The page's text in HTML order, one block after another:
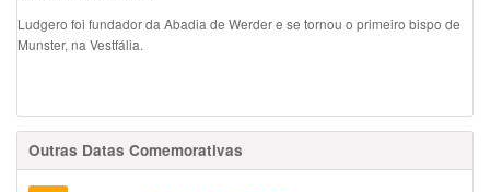
Ludgero foi fundador da Abadia de Werder e se tornou o primeiro bispo de
Munster, na Vestfália.
Outras Datas Comemorativas